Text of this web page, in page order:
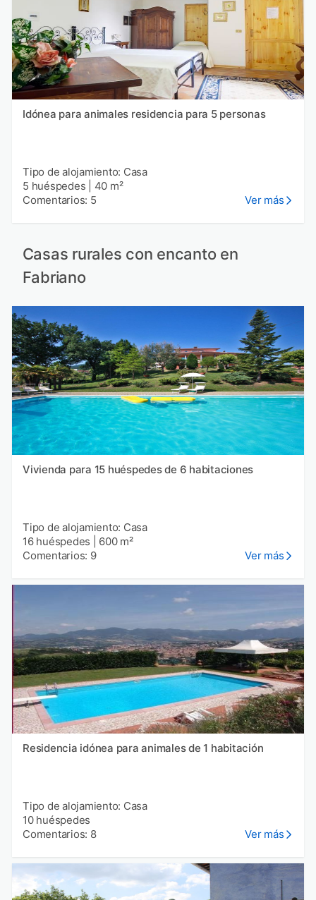
Idónea para animales residencia para 5 personas
Tipo de alojamiento: Casa
5 huéspedes
40 m²
Comentarios: 5
Ver más
Casas rurales con encanto en
Fabriano
Vivienda para 15 huéspedes de 6 habitaciones
Tipo de alojamiento: Casa
16 huéspedes
600 m²
Comentarios: 9
Ver más
Residencia idónea para animales de 1 habitación
Tipo de alojamiento: Casa
10 huéspedes
Comentarios: 8
Ver más